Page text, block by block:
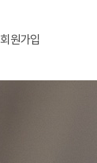
회원가입